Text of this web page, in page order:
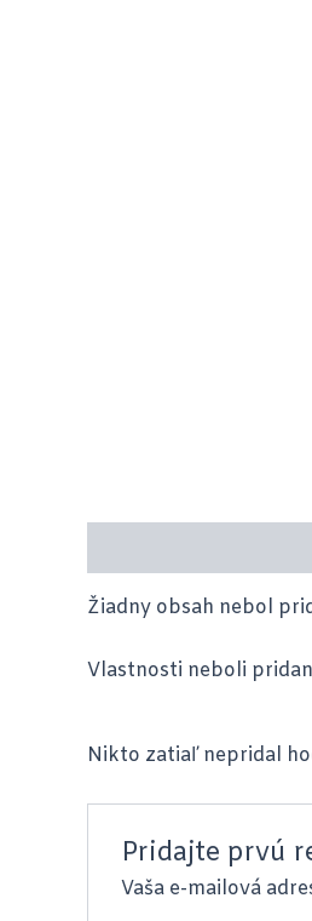
Žiadny obsah nebol
Vlastnosti neboli
Nikto zatiaľ nepridal
Pridajte prvú
Vaša e-mailová